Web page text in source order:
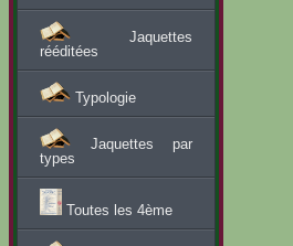
Jaquettes
rééditées
Typologie
Jaquettes par
types
Toutes les 4ème